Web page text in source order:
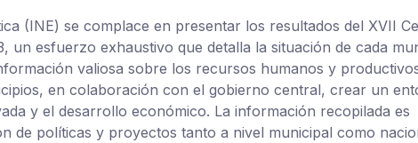
(INE) se complace en presentar los resultados del XVII
un esfuerzo exhaustivo que detalla la situación de cada
valiosa sobre los recursos humanos y
en colaboración con el gobierno central, crear un
y el desarrollo económico. La información recopilada es
de políticas y proyectos tanto a nivel municipal como